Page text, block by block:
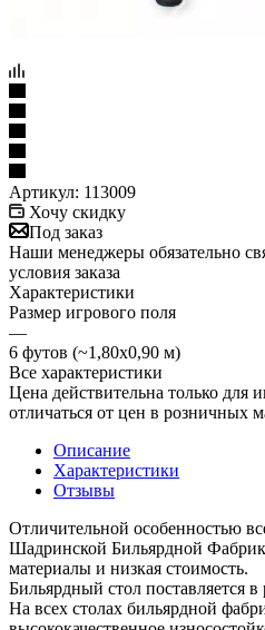
Артикул: 113009
Хочу скидку
Под заказ
Наши менеджеры обязательно
условия заказа
Характеристики
Размер игрового поля
—
6 футов (~1,80х0,90 м)
Все характеристики
Цена действительна только для
отличаться от цен в розничных
Описание
Характеристики
Отзывы
Отличительной особенностью
Шадринской Бильярдной
материалы и низкая стоимость.
Бильярдный стол поставляется
На всех столах бильярдной